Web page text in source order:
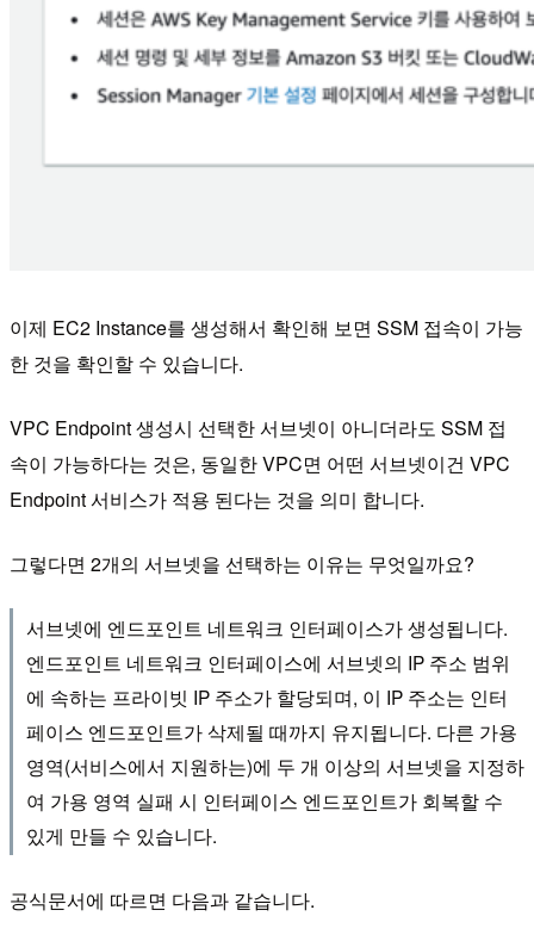
이제 EC2 Instance를 생성해서 확인해 보면 SSM 접속이 가능
한 것을 확인할 수 있습니다.
VPC Endpoint 생성시 선택한 서브넷이 아니더라도 SSM 접
속이 가능하다는 것은, 동일한 VPC면 어떤 서브넷이건 VPC
Endpoint 서비스가 적용 된다는 것을 의미 합니다.
그렇다면 2개의 서브넷을 선택하는 이유는 무엇일까요?
서브넷에 엔드포인트 네트워크 인터페이스가 생성됩니다.
엔드포인트 네트워크 인터페이스에 서브넷의 IP 주소 범위
에 속하는 프라이빗 IP 주소가 할당되며, 이 IP 주소는 인터
페이스 엔드포인트가 삭제될 때까지 유지됩니다. 다른 가용
영역(서비스에서 지원하는)에 두 개 이상의 서브넷을 지정하
여 가용 영역 실패 시 인터페이스 엔드포인트가 회복할 수
있게 만들 수 있습니다.
공식문서에 따르면 다음과 같습니다.